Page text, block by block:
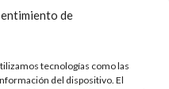
de
tecnologías como las
del dispositivo. El